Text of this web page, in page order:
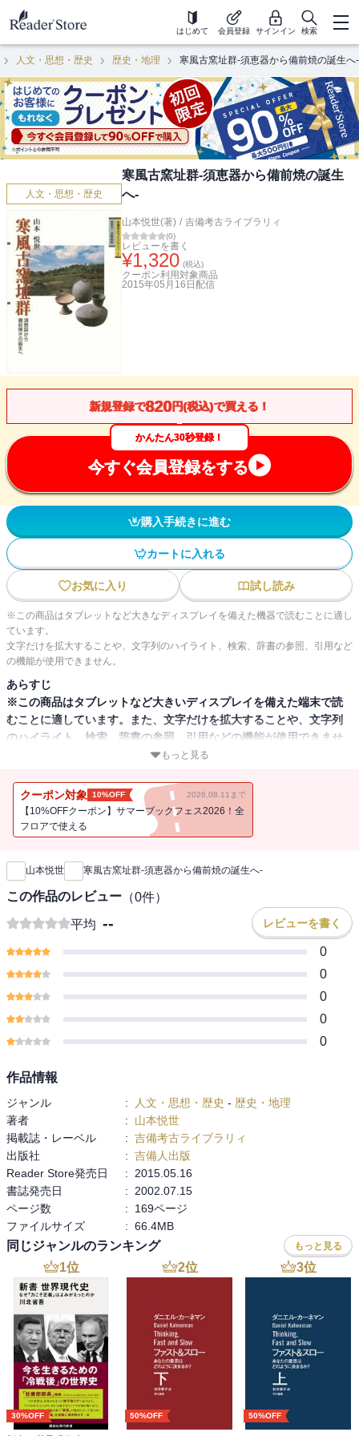
はじめて 会員登録 サインイン 検索
人文・思想・歴史 歴史・地理 寒風古窯址群-須恵器から備前焼の誕生へ-
人文・思想・歴史
寒風古窯址群-須恵器から備前焼の誕生
へ-
山本悦世(著) / 吉備考古ライブラリィ
(0)
レビューを書く
¥1,320 (税込)
クーポン利用対象商品
2015年05月16日 配信
新規登録で820円(税込)で買える！
かんたん30秒登録！
今すぐ会員登録をする
購入手続きに進む
カートに入れる
お気に入り 試し読み
※この商品はタブレットなど大きなディスプレイを備えた機器で読むことに適し
ています。
文字だけを拡大することや、文字列のハイライト、検索、辞書の参照、引用など
の機能が使用できません。
あらすじ
※この商品はタブレットなど大きいディスプレイを備えた端末で読
むことに適しています。また、文字だけを拡大することや、文字列
のハイライト、検索、辞書の参照、引用などの機能が使用できませ
「備前焼」が発達する以前、「邑久古窯址群」は須恵器の一大生産
拠点であった。備前焼のルーツを知ることもできる。
もっと見る
クーポン対象 10%OFF 2026.08.11まで
【10%OFFクーポン】サマーブックフェス2026！全
フロアで使える
新刊通知
山本悦世 寒風古窯址群-須恵器から備前焼の誕生へ-
この作品のレビュー （0件）
平均 -- レビューを書く
0
0
0
0
0
作品情報
ジャンル : 人文・思想・歴史 - 歴史・地理
著者
:
山本悦世
掲載誌・レーベル
: 吉備考古ライブラリィ
出版社
: 吉備人出版
Reader Store発売日
:
2015.05.16
書誌発売日
:
2002.07.15
ページ数
:
169ページ
ファイルサイズ
: 66.4MB
同じジャンルのランキング もっと見る
1位
30%OFF
2位
50%OFF
3位
50%OFF